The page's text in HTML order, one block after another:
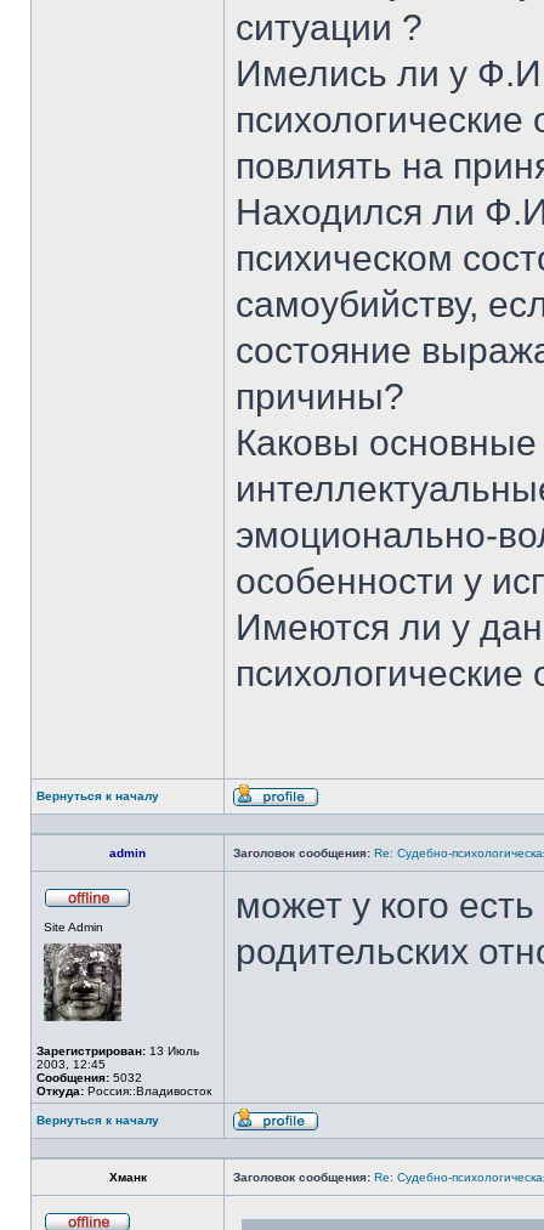
ситуации ?
Имелись ли у
повлиять на
Находился ли
психическом
самоубийству,
состояние
причины?
Каковы основные
эмоционально-
особенности у
Имеются ли у
психологические
Вернуться к началу
Профиль
admin Заголовок сообщения: Re: Судебно-
Site Admin
Зарегистрирован: 13 Июль
2003, 12:45
Сообщения: 5032
Откуда: Россия::Владивосток
может у кого
родительских
Вернуться к началу
Профиль
Хманк Заголовок сообщения: Re: Судебно-